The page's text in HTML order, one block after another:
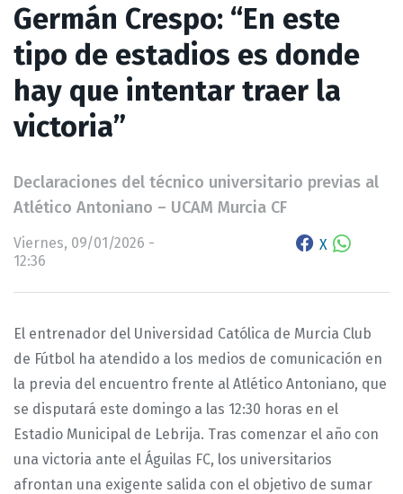
Germán Crespo: “En este
tipo de estadios es donde
hay que intentar traer la
victoria”
Declaraciones del técnico universitario previas al
Atlético Antoniano – UCAM Murcia CF
Viernes, 09/01/2026 -
12:36
X
El entrenador del Universidad Católica de Murcia Club
de Fútbol ha atendido a los medios de comunicación en
la previa del encuentro frente al Atlético Antoniano, que
se disputará este domingo a las 12:30 horas en el
Estadio Municipal de Lebrija. Tras comenzar el año con
una victoria ante el Águilas FC, los universitarios
afrontan una exigente salida con el objetivo de sumar